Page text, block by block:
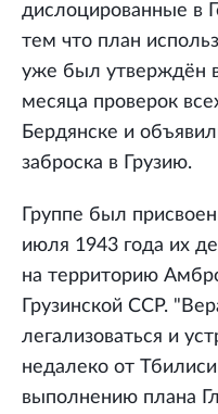
дислоцированные в
тем что план
уже был утверждён
месяца проверок
Бердянске и
заброска в Грузию.
Группе был
июля 1943 года их
на территорию
Грузинской ССР.
легализоваться и
недалеко от
выполнению плана